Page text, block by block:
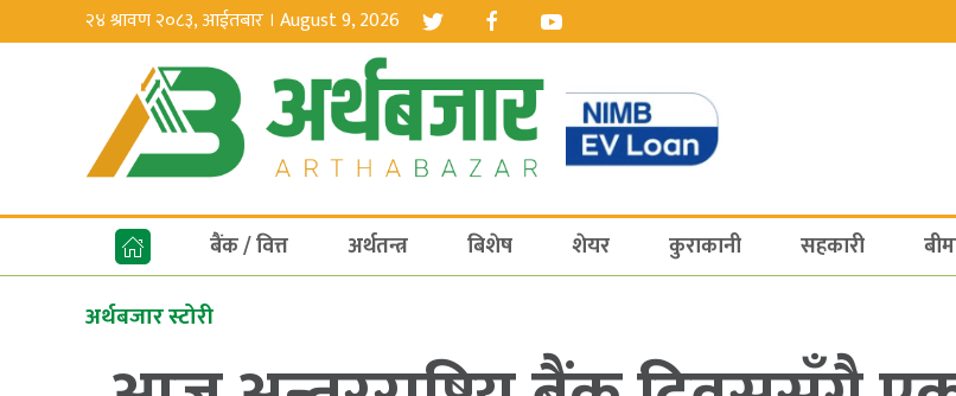
२४ श्रावण २०८३, आईतबार । August 9, 2026
बैंक / वित्त अर्थतन्त्र बिशेष शेयर कुराकानी सहकारी
अर्थबजार स्टोरी